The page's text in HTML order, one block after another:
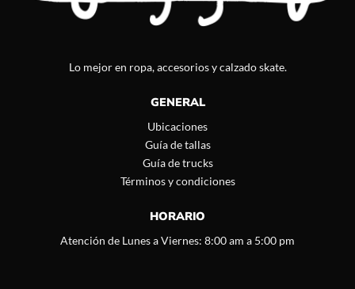
Lo mejor en ropa, accesorios y calzado skate.
GENERAL
Ubicaciones
Guía de tallas
Guía de trucks
Términos y condiciones
HORARIO
Atención de Lunes a Viernes: 8:00 am a 5:00 pm